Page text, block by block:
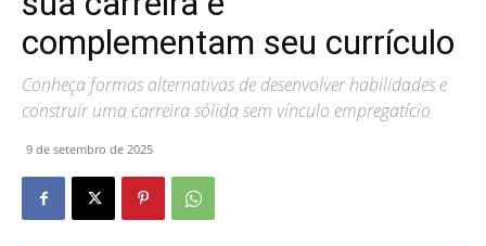
complementam seu currículo
Conheça formas alternativas de desenvolver habilidades e
construir uma carreira sólida sem vínculo empregatício
9 de setembro de 2025